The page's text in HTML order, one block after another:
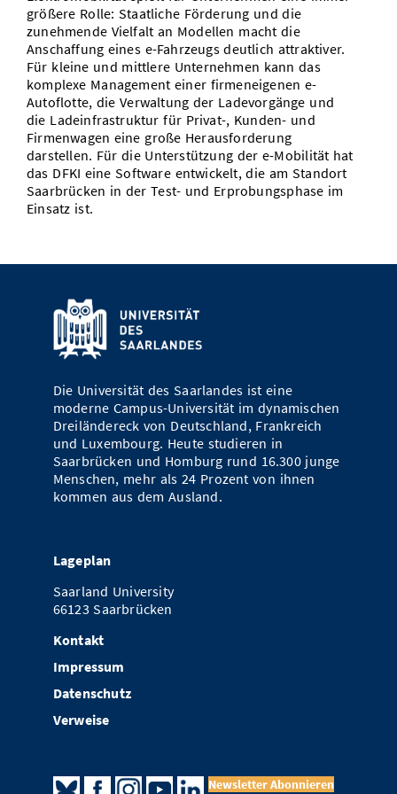
Vom Studium in den Beruf
Study Scheduler
Bibliothek
Open Science/Open Access
Start-ups
IT-Themenabend
Ranking
Zahlen & Fakten
Preise, Auszeichnungen und Förderungen
Kontakt
SIC Merchandise
SIC Podcast
Anfahrt
AnsprechpartnerInnen, Personen, Forschungsgruppen
Termine, Vorträge und Veranstaltungen
Alumni
größere Rolle: Staatliche Förderung und die
zunehmende Vielfalt an Modellen macht die
Anschaffung eines e-Fahrzeugs deutlich attraktiver.
Für kleine und mittlere Unternehmen kann das
komplexe Management einer firmeneigenen e-
Autoflotte, die Verwaltung der Ladevorgänge und
die Ladeinfrastruktur für Privat-, Kunden- und
Firmenwagen eine große Herausforderung
darstellen. Für die Unterstützung der e-Mobilität hat
das DFKI eine Software entwickelt, die am Standort
Saarbrücken in der Test- und Erprobungsphase im
Einsatz ist.
Die Universität des Saarlandes ist eine
moderne Campus-Universität im dynamischen
Dreiländereck von Deutschland, Frankreich
und Luxembourg. Heute studieren in
Saarbrücken und Homburg rund 16.300 junge
Menschen, mehr als 24 Prozent von ihnen
kommen aus dem Ausland.
Lageplan
Saarland University
66123 Saarbrücken
Kontakt
Impressum
Datenschutz
Verweise
Newsletter Abonnieren